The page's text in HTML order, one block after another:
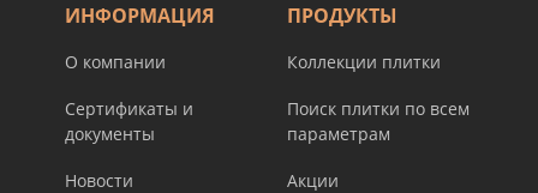
ИНФОРМАЦИЯ
О компании
Сертификаты и
документы
Новости
ПРОДУКТЫ
Коллекции плитки
Поиск плитки по всем
параметрам
Акции